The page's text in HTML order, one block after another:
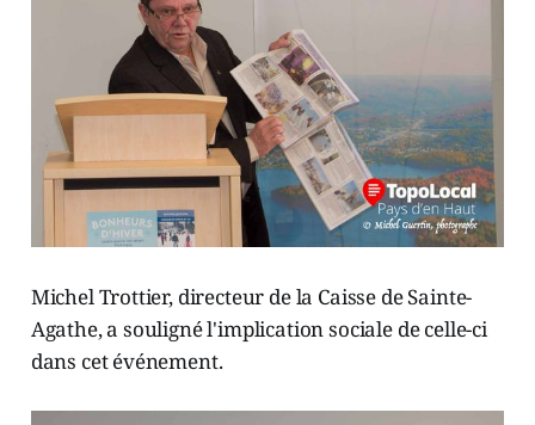
Michel Trottier, directeur de la Caisse de Sainte-
Agathe, a souligné l'implication sociale de celle-ci
dans cet événement.